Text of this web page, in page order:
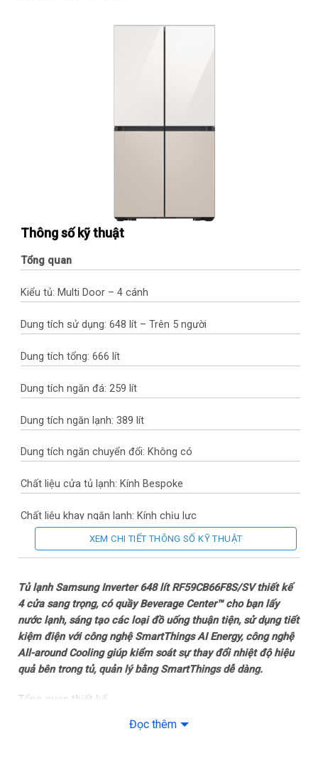
Thông số kỹ thuật
Tổng quan
Kiểu tủ: Multi Door – 4 cánh
Dung tích sử dụng: 648 lít – Trên 5 người
Dung tích tổng: 666 lít
Dung tích ngăn đá: 259 lít
Dung tích ngăn lạnh: 389 lít
Dung tích ngăn chuyển đổi: Không có
Chất liệu cửa tủ lạnh: Kính Bespoke
Chất liệu khay ngăn lạnh: Kính chịu lực
Chất liệu ống dẫn gas, dàn lạnh: Ống dẫn gas bằng Đồng –
Năm ra mắt: 2023
Sản xuất tại: Hàn Quốc
Mức tiêu thụ điện năng
Công suất tiêu thụ công bố theo TCVN: ~ 1.75 kW/ngày
Công nghệ tiết kiệm điện: InverterCông nghệ SmartThings AI
XEM CHI TIẾT THÔNG SỐ KỸ THUẬT
Tủ lạnh Samsung Inverter 648 lít RF59CB66F8S/SV thiết kế
4 cửa sang trọng, có quầy Beverage Center™ cho bạn lấy
nước lạnh, sáng tạo các loại đồ uống thuận tiện, sử dụng tiết
kiệm điện với công nghệ SmartThings AI Energy, công nghệ
All-around Cooling giúp kiểm soát sự thay đổi nhiệt độ hiệu
quả bên trong tủ, quản lý bằng SmartThings dễ dàng.
Tổng quan thiết kế
– Samsung RF59CB66F8S/SV có thiết kế
Đọc thêm